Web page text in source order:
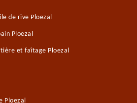
de rive Ploezal
Ploezal
et faîtage Ploezal
Ploezal